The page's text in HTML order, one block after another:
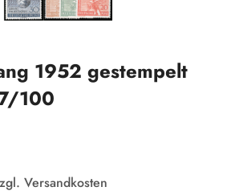
1952 gestempelt
100
Versandkosten